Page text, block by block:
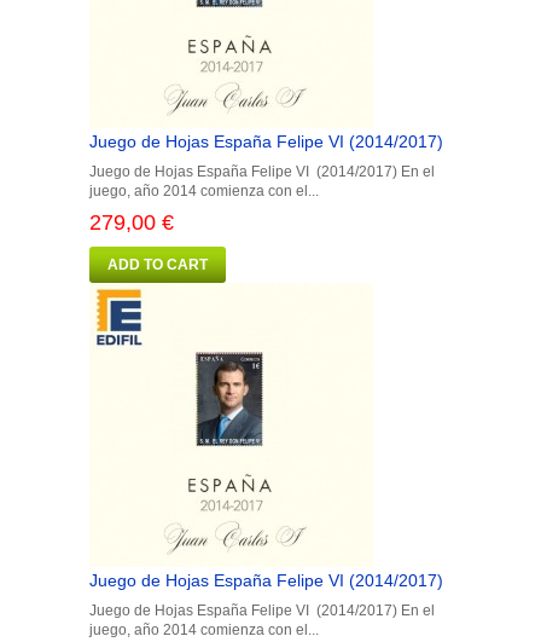
Juego de Hojas España Felipe VI (2014/2017)
Juego de Hojas España Felipe VI (2014/2017) En el
juego, año 2014 comienza con el...
279,00 €
ADD TO CART
Juego de Hojas España Felipe VI (2014/2017)
Juego de Hojas España Felipe VI (2014/2017) En el
juego, año 2014 comienza con el...